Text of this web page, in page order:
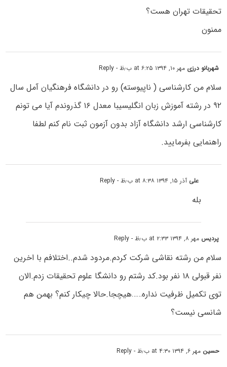
تحقیقات تهران هست؟
ممنون
شهربانو درزی مهر ۱۰, ۱۳۹۴ at ۶:۲۵ ب٫ظ - Reply
سلام من کارشناسی ( ناپیوسته) رو در دانشگاه فرهنگیان آمل سال
۹۲ در رشته آموزش زبان انگلیسیبا معدل ۱۶ گذروندم آیا می تونم
کارشناسی ارشد دانشگاه آزاد بدون آزمون ثبت نام کنم لطفا
راهنمایی بفرمایید.
علی آذر ۱۵, ۱۳۹۴ at ۸:۳۸ ب٫ظ - Reply
بله
پردیس مهر ۸, ۱۳۹۴ at ۲:۳۳ ب٫ظ - Reply
سلام من رشته نقاشی شرکت کردم.مردود شدم..اختلافم با اخرین
نفر قبولی ۱۸ نفر بود.کد رشتم رو دانشگا علوم تحقیقات زدم.الان
توی تکمیل ظرفیت نداره……هیچجا.حالا چیکار کنم؟ بهمن هم
شانسی نیست؟
حسین مهر ۶, ۱۳۹۴ at ۴:۳۰ ب٫ظ - Reply